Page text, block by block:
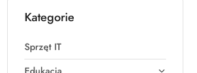
Kategorie
Sprzęt IT